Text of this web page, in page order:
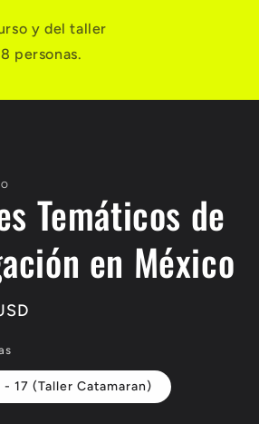
y del taller
personas.
Temáticos de
en México
17 (Taller Catamaran)